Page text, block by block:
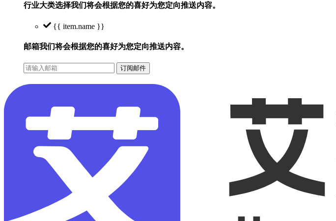
行业大类选择我们将会根据您的喜好为您定向推送内容。
{{ item.name }}
邮箱我们将会根据您的喜好为您定向推送内容。
订阅邮件